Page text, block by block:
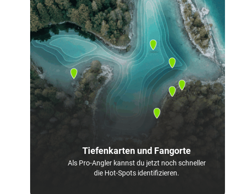
Tiefenkarten und Fangorte
Als Pro-Angler kannst du jetzt noch schneller
die Hot-Spots identifizieren.